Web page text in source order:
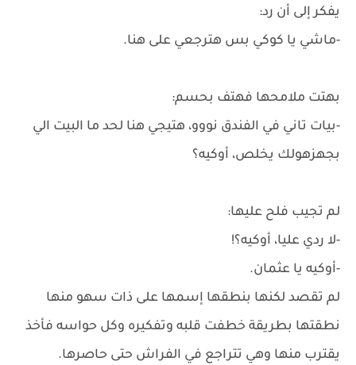
يفكر إلى أن رد:
-ماشي يا كوكي بس هترجعي على هنا.
بهتت ملامحها فهتف بحسم:
-بيات تاني في الفندق نووو، هتيجي هنا لحد ما البيت الي
بجهزهولك يخلص، أوكيه؟
لم تجيب فلح عليها:
-لا ردي عليا، أوكيه؟!
-أوكيه يا عثمان.
لم تقصد لكنها بنطقها إسمها على ذات سهو منها
نطقتها بطريقة خطفت قلبه وتفكيره وكل حواسه فأخذ
يقترب منها وهي تتراجع في الفراش حتى حاصرها.